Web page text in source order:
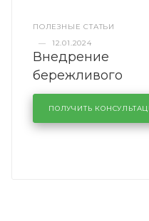
ПОЛЕЗНЫЕ СТАТЬИ
—
12.01.2024
Внедрение
бережливого
производства в
кузовном
KUTUZOVV
ПОЛУЧИТЬ